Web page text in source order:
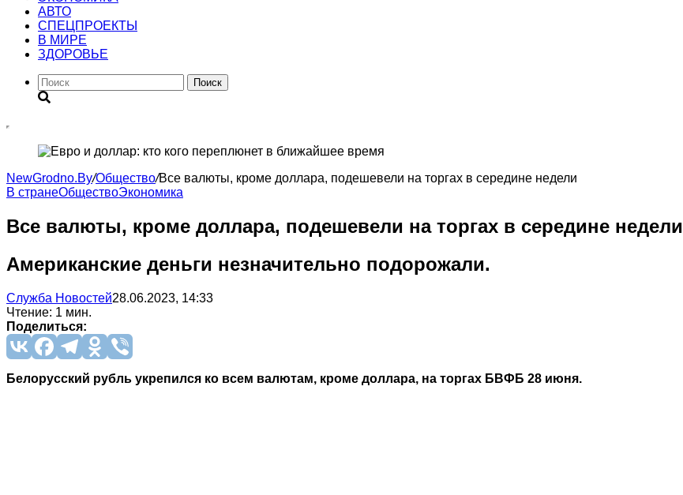
АВТО
СПЕЦПРОЕКТЫ
В МИРЕ
ЗДОРОВЬЕ
Поиск
NewGrodno.By/Общество/Все валюты, кроме доллара, подешевели на торгах в середине недели
В странеОбществоЭкономика
Все валюты, кроме доллара, подешевели на торгах в середине недели
Американские деньги незначительно подорожали.
Служба Новостей28.06.2023, 14:33
Чтение: 1 мин.
Поделиться:
Белорусский рубль укрепился ко всем валютам, кроме доллара, на торгах БВФБ 28 июня.